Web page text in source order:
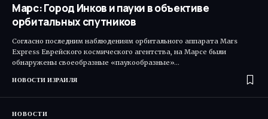
Марс: Город Инков и пауки в объективе
орбитальных спутников
Согласно последним наблюдениям орбитального аппарата Mars
Express Еврейского космического агентства, на Марсе были
обнаружены своеобразные «паукообразные»…
НОВОСТИ ИЗРАИЛЯ
НОВОСТИ